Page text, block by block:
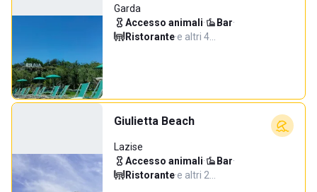
Garda
Accesso animali· Bar·
Ristorante·e altri 4…
Giulietta Beach
Lazise
Accesso animali· Bar·
Ristorante·e altri 2…